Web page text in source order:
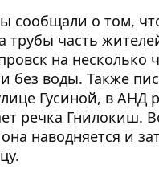
сообщали о том,
трубы часть
на несколько
без воды. Также
Гусиной, в АНД
речка Гнилокиш.
наводняется и
.